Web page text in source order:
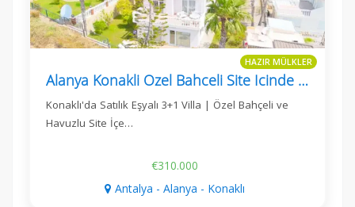
HAZIR MÜLKLER
Alanya Konakli Ozel Bahceli Site Icinde Eşyali 3+1 Villa
Konaklı'da Satılık Eşyalı 3+1 Villa | Özel Bahçeli ve
Havuzlu Site İçe…
€310.000
Antalya - Alanya - Konaklı